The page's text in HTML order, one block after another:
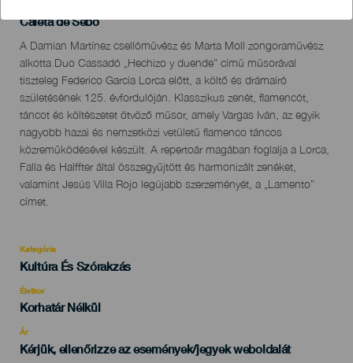
Localidad
Caleta de Sebo
Descripción
del
evento
A Damian Martínez csellóművész és Marta Moll zongoraművész
alkotta Duo Cassadó „Hechizo y duende” című műsorával
tiszteleg Federico García Lorca előtt, a költő és drámaíró
születésének 125. évfordulóján. Klasszikus zenét, flamencót,
táncot és költészetet ötvöző műsor, amely Vargas Iván, az egyik
nagyobb hazai és nemzetközi vetületű flamenco táncos
közreműködésével készült. A repertoár magában foglalja a Lorca,
Falla és Halffter által összegyűjtött és harmonizált zenéket,
valamint Jesús Villa Rojo legújabb szerzeményét, a „Lamento”
címet.
Kategória
Categoría
evento
Kultúra És Szórakzás
Életkor
Edad
Korhatár Nélkül
Ár
Kérjük, ellenőrizze az események/jegyek weboldalát